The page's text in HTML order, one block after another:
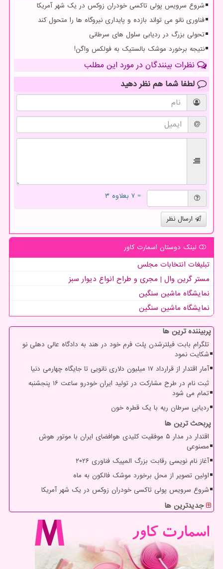
شروع سرویس پولی تاکسی خودران زوکس در یک شهر آمریکا
فناوری نانو می تواند بازده و پایداری نیروگاه ها را متحول کند
تحولی بزرگ در ردیابی سلول های سرطانی
نتیجه برخورد موشک بالستیک به فولکس واگن!
نظرات بینندگان در مورد این مطلب
لطفا شما هم نظر دهید
= ۷ بعلاوه ۳
ارسال نظر
لینک دوستان اسمارت كاور
تبلیغات انتخابات مجلس
مستر گرین وال | مجری و طراح انواع دیوار سبز
نمایشگاه ماشین سنگین
نمایشگاه ماشین سنگین
پربیننده ترین ها
تلگرام بابت فیلترشدن پلت فرم خود در هند به دادگاه عالی دهلی نو
شکایت نمود
آمار اقتدار از قرارداد ۱۷ میلیون دلاری نانویی تا جایگاه چهارمی دنیا
ثبت نام در طرح مشارکت در تولید ایران خودرو ساعت ۱۶ پنجشنبه
تمام می شود
ردیابی سرطان ریه با یک قطره خون
پربحث ترین ها
اقتدار در مدار ۵ موفقیت کلیدی هوافضای ایران با موتور هوش
مصنوعی
آغاز نام نویسی رقابت بزرگ المپیک فناوری ۲۰۲۶
اولین تصویر از محل برخورد موشک فالکون به ماه
شروع سرویس پولی تاکسی خودران زوکس در یک شهر آمریکا
جدیدترین ها